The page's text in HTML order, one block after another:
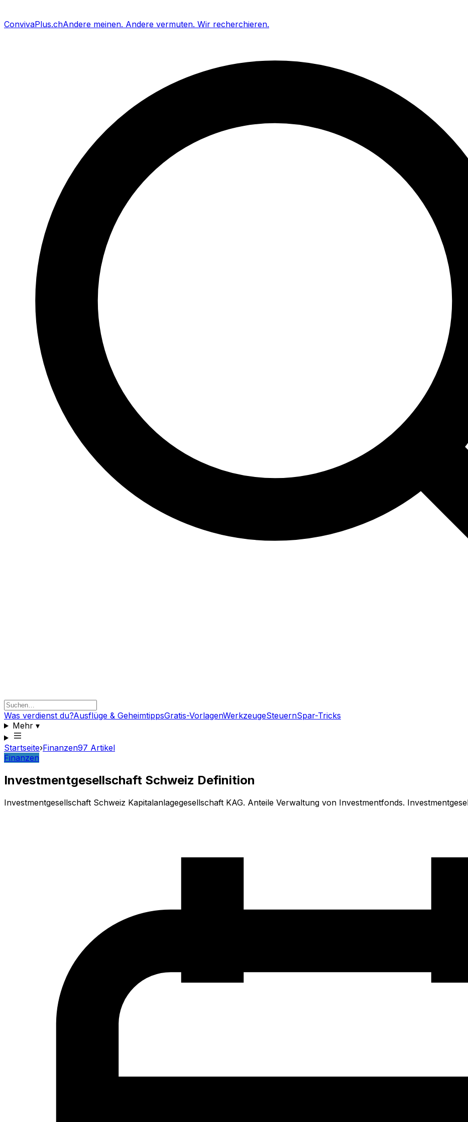
ConvivaPlus.chAndere meinen. Andere vermuten. Wir recherchieren.
Was verdienst du?Ausflüge & GeheimtippsGratis-VorlagenWerkzeugeSteuernSpar-Tricks
Mehr▾
Startseite›Finanzen97 Artikel
Finanzen
Investmentgesellschaft Schweiz Definition
Investmentgesellschaft Schweiz Kapitalanlagegesellschaft KAG. Anteile Verwaltung von Investmentfonds.